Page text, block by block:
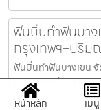
ฟันบิ่นทำฟันบาง
กรุงเทพฯ–ปริ
ฟันบิ่นทำฟันบางเขน
ปริมณฑล ทำฟัน.com
ปริมณ
หน้าหลัก เมนู